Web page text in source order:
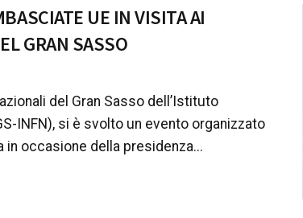
UE IN VISITA AI
GRAN SASSO
del Gran Sasso dell’Istituto
INFN), si è svolto un evento organizzato
in occasione della presidenza...